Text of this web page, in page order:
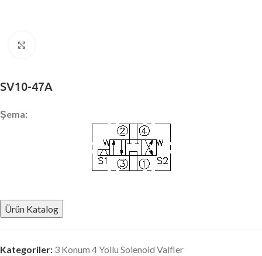
SV10-47A
Şema:
Ürün Katalog
Kategoriler: 3 Konum 4 Yollu Solenoid Valfler